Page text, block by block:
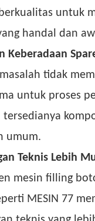
untuk
handal dan
Keberadaan
tidak
untuk proses
tersedianya
umum.
Teknis Lebih
mesin filling
MESIN 77